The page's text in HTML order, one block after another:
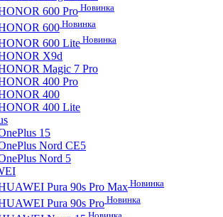
600 Pro Новинка
600Новинка
600 Lite Новинка
X9d
Magic 7 Pro
400 Pro
400
400 Lite
15
Nord CE5
Nord 5
Pura 90s Pro Max Новинка
Pura 90s Pro Новинка